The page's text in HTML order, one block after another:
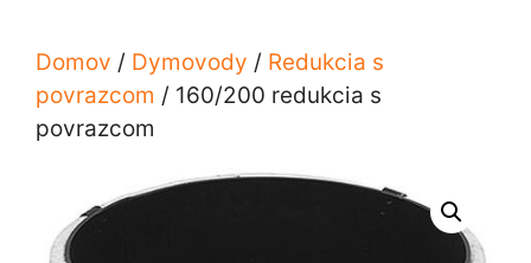
Domov / Dymovody / Redukcia s
povrazcom / 160/200 redukcia s
povrazcom